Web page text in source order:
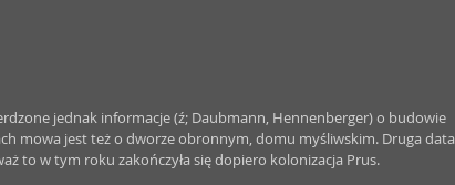
jednak informacje (ź; Daubmann, Hennenberger) o budowie
mowa jest też o dworze obronnym, domu myśliwskim. Druga data
to w tym roku zakończyła się dopiero kolonizacja Prus.